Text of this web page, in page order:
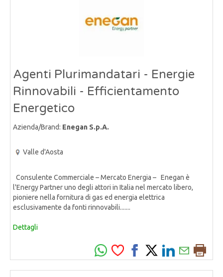
Agenti Plurimandatari - Energie
Rinnovabili - Efficientamento
Energetico
Azienda/Brand: Enegan S.p.A.
Valle d'Aosta
Consulente Commerciale – Mercato Energia – Enegan è
l'Energy Partner uno degli attori in Italia nel mercato libero,
pioniere nella fornitura di gas ed energia elettrica
esclusivamente da fonti rinnovabili.......
Dettagli